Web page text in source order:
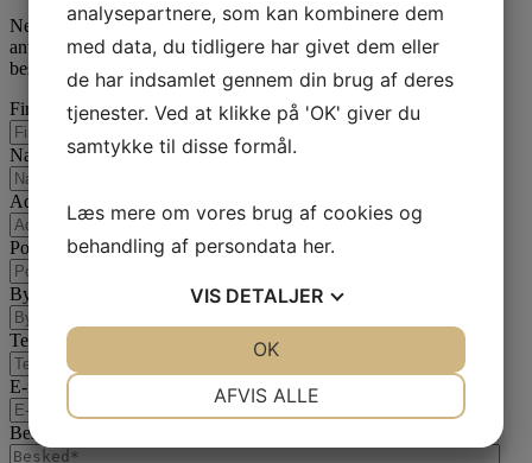
Nedenfor kan du kontakte os. Den følgende kontaktformular kan
anvendes til alle spørgsmål som du ikke har fået svar på her. Vi
bestræber os på at besvare alle henvendelser indenfor 24 timer.
Firmanavn
Navn
Adresse
Postnummer
By
Telefon
E-mail *
Besked
analysepartnere, som kan kombinere dem
med data, du tidligere har givet dem eller
de har indsamlet gennem din brug af deres
tjenester. Ved at klikke på 'OK' giver du
samtykke til disse formål.
Læs mere om vores brug af cookies og
behandling af persondata her.
VIS DETALJER
AFVIS ALLE
OK